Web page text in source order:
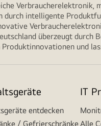
durch intelligente
überzeugt
und
entdecken
/ Gefrierschränke
IT
Alle